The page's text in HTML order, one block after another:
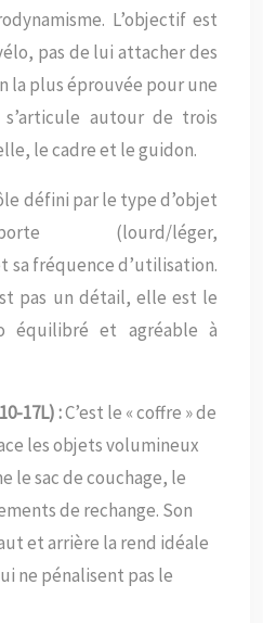
L’objectif est
pas de lui attacher des
la plus éprouvée pour une
s’articule autour de trois
le cadre et le guidon.
défini par le type d’objet
(lourd/léger,
sa fréquence d’utilisation.
pas un détail, elle est le
équilibré et agréable à
17L) :C’est le « coffre » de
les objets volumineux
le sac de couchage, le
de rechange. Son
et arrière la rend idéale
ne pénalisent pas le